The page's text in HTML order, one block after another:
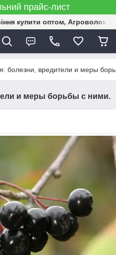
прайс-лист
купити оптом,
болезни, вредители и меры
и меры борьбы с ними.